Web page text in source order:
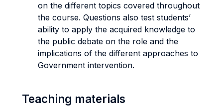
on the different topics covered throughout
the course. Questions also test students’
ability to apply the acquired knowledge to
the public debate on the role and the
implications of the different approaches to
Government intervention.
Teaching materials